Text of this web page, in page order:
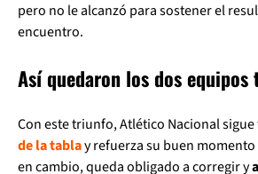
pero no le alcanzó para sostener el
encuentro.
Así quedaron los dos
Con este triunfo, Atlético Nacional
de la tablay refuerza su buen
en cambio, queda obligado a corregir y